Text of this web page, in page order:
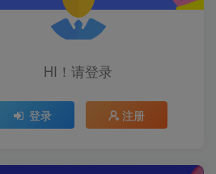
HI！请登录
登录 注册